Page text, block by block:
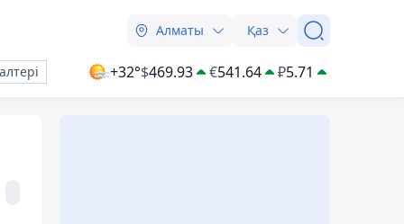
Алматы Қаз
+32°$469.93 €541.64 ₽5.71